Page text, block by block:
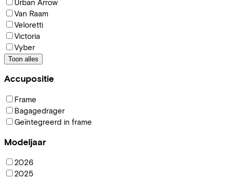
Urban Arrow
Van Raam
Veloretti
Victoria
Vyber
Toon alles
Accupositie
Frame
Bagagedrager
Geïntegreerd in frame
Modeljaar
2026
2025